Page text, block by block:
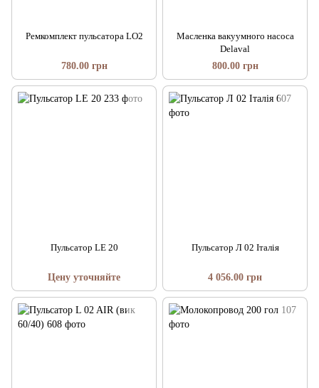
Ремкомплект пульсатора LO2
780.00 грн
Масленка вакуумного насоса
Delaval
800.00 грн
Пульсатор LE 20
Цену уточняйте
Пульсатор Л 02 Італія
4 056.00 грн